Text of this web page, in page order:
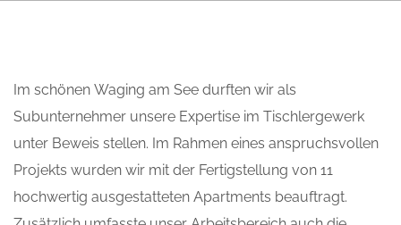
Im schönen Waging am See durften wir als
Subunternehmer unsere Expertise im Tischlergewerk
unter Beweis stellen. Im Rahmen eines anspruchsvollen
Projekts wurden wir mit der Fertigstellung von 11
hochwertig ausgestatteten Apartments beauftragt.